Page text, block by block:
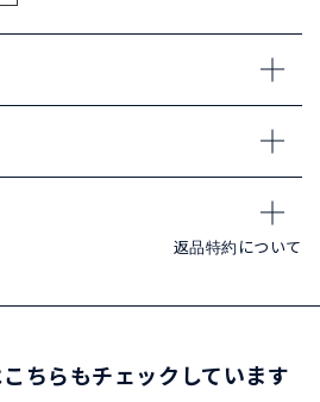
返品特約について
ちらもチェックしています